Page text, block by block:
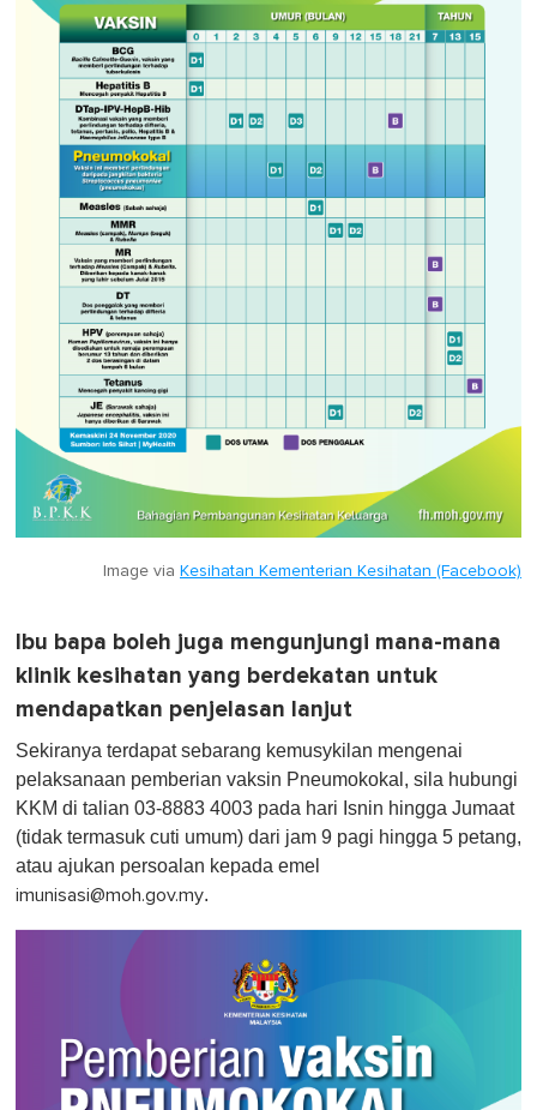
Image via Kesihatan Kementerian Kesihatan (Facebook)
Ibu bapa boleh juga mengunjungi mana-mana
klinik kesihatan yang berdekatan untuk
mendapatkan penjelasan lanjut
Sekiranya terdapat sebarang kemusykilan mengenai
pelaksanaan pemberian vaksin Pneumokokal, sila hubungi
KKM di talian 03-8883 4003 pada hari Isnin hingga Jumaat
(tidak termasuk cuti umum) dari jam 9 pagi hingga 5 petang,
atau ajukan persoalan kepada emel
imunisasi@moh.gov.my.